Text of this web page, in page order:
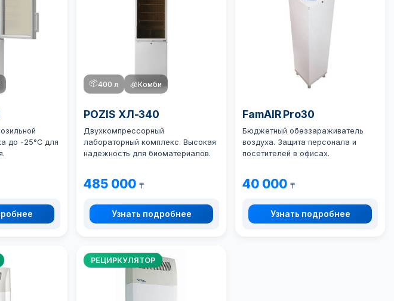
до -25°C для
📦400 л 🧊Комби
POZIS ХЛ-340
Двухкомпрессорный
лабораторный комплекс. Высокая
надежность для биоматериалов.
485 000₸
Узнать подробнее
FamAIR Pro30
Бюджетный обеззараживатель
воздуха. Защита персонала и
посетителей в офисах.
40 000₸
Узнать подробнее
РЕЦИРКУЛЯТОР